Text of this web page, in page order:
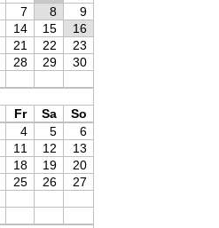
7 8
9
14 15
16
21 22
23
28 29
30
Fr Sa
So
4 5
6
11 12
13
18 19
20
25 26
27